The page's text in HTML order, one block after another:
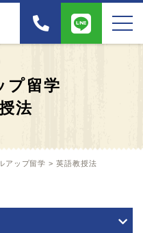
プ留学
法
アップ留学 > 英語教授法